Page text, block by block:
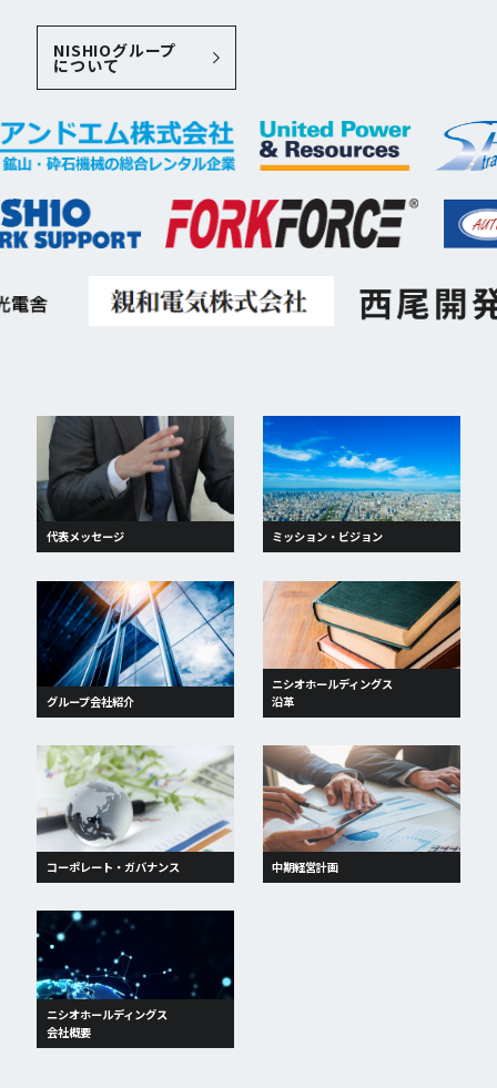
NISHIOグループ
について
代表メッセージ ミッション・ビジョン
グループ会社紹介
ニシオホールディングス
沿革
コーポレート・ガバナンス 中期経営計画
ニシオホールディングス
会社概要